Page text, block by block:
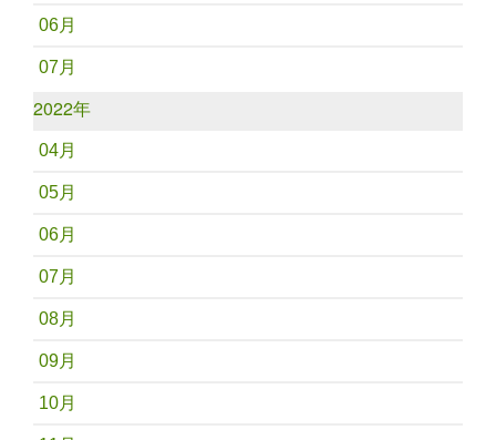
06月
07月
2022年
04月
05月
06月
07月
08月
09月
10月